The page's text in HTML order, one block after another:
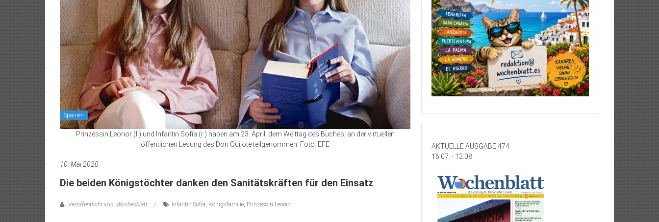
Spanien
Prinzessin Leonor (l.) und Infantin Sofía (r.) haben am 23. April, dem Welttag des Buches, an der virtuellen
öffentlichen Lesung des Don Quijote teilgenommen. Foto: EFE
10. Mai 2020
Die beiden Königstöchter danken den Sanitätskräften für den Einsatz
Veröffentlicht von: Wochenblatt Infantin Sofía Königsfamilie Prinzessin Leonor
AKTUELLE AUSGABE 474
16.07. - 12.08.